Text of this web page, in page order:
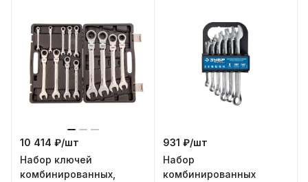
10 414 ₽/шт
Набор ключей
комбинированных,
931 ₽/шт
Набор
комбинированных